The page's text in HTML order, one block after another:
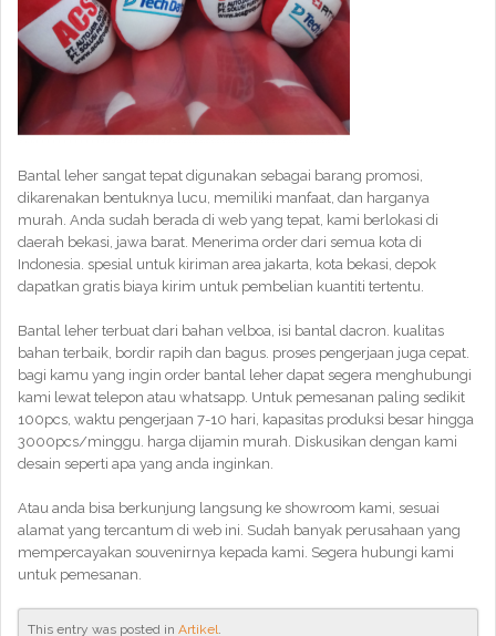
Bantal leher sangat tepat digunakan sebagai barang promosi,
dikarenakan bentuknya lucu, memiliki manfaat, dan harganya
murah. Anda sudah berada di web yang tepat, kami berlokasi di
daerah bekasi, jawa barat. Menerima order dari semua kota di
Indonesia. spesial untuk kiriman area jakarta, kota bekasi, depok
dapatkan gratis biaya kirim untuk pembelian kuantiti tertentu.
Bantal leher terbuat dari bahan velboa, isi bantal dacron. kualitas
bahan terbaik, bordir rapih dan bagus. proses pengerjaan juga cepat.
bagi kamu yang ingin order bantal leher dapat segera menghubungi
kami lewat telepon atau whatsapp. Untuk pemesanan paling sedikit
100pcs, waktu pengerjaan 7-10 hari, kapasitas produksi besar hingga
3000pcs/minggu. harga dijamin murah. Diskusikan dengan kami
desain seperti apa yang anda inginkan.
Atau anda bisa berkunjung langsung ke showroom kami, sesuai
alamat yang tercantum di web ini. Sudah banyak perusahaan yang
mempercayakan souvenirnya kepada kami. Segera hubungi kami
untuk pemesanan.
This entry was posted in Artikel.